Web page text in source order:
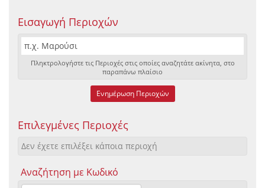
Εισαγωγή Περιοχών
Πληκτρολογήστε τις Περιοχές στις οποίες αναζητάτε ακίνητα, στο
παραπάνω πλαίσιο
Ενημέρωση Περιοχών
Επιλεγμένες Περιοχές
Δεν έχετε επιλέξει κάποια περιοχή
Αναζήτηση με Κωδικό